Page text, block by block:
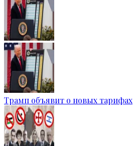
Трамп объявит о новых тарифах